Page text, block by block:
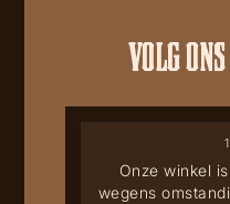
VOLG
Onze winkel
wegens